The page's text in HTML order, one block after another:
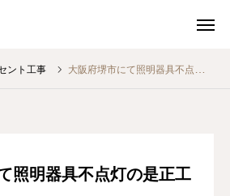
ント工事 大阪府堺市にて照明器具不点灯の是正工事
照明器具不点灯の是正工